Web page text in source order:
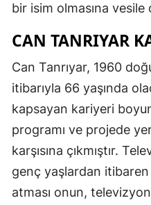
bir isim olmasına vesile
CAN TANRIYAR
Can Tanrıyar, 1960
itibarıyla 66 yaşında
kapsayan kariyeri
programı ve projede
karşısına çıkmıştır.
genç yaşlardan itibaren
atması onun,